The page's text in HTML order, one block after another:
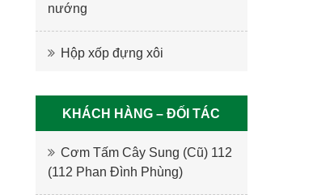
nướng
Hộp xốp đựng xôi
KHÁCH HÀNG – ĐỐI TÁC
Cơm Tấm Cây Sung (Cũ) 112
(112 Phan Đình Phùng)